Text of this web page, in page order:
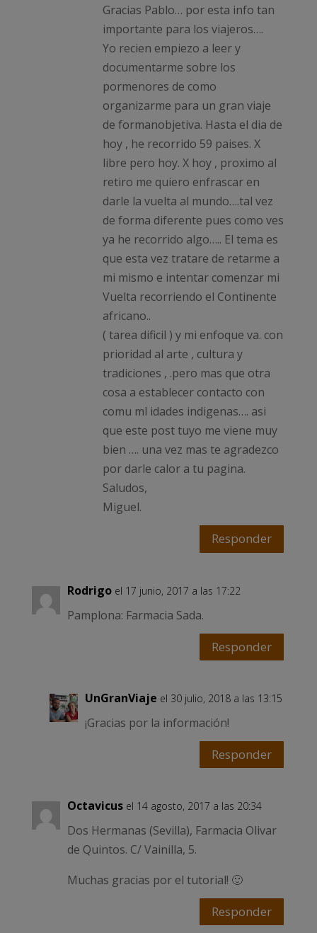
Gracias Pablo… por esta info tan
importante para los viajeros….
Yo recien empiezo a leer y
documentarme sobre los
pormenores de como
organizarme para un gran viaje
de formanobjetiva. Hasta el dia de
hoy , he recorrido 59 paises. X
libre pero hoy. X hoy , proximo al
retiro me quiero enfrascar en
darle la vuelta al mundo….tal vez
de forma diferente pues como ves
ya he recorrido algo….. El tema es
que esta vez tratare de retarme a
mi mismo e intentar comenzar mi
Vuelta recorriendo el Continente
africano..
( tarea dificil ) y mi enfoque va. con
prioridad al arte , cultura y
tradiciones , .pero mas que otra
cosa a establecer contacto con
comu ml idades indigenas…. asi
que este post tuyo me viene muy
bien …. una vez mas te agradezco
por darle calor a tu pagina.
Saludos,
Miguel.
Responder
Rodrigo el 17 junio, 2017 a las 17:22
Pamplona: Farmacia Sada.
Responder
UnGranViaje el 30 julio, 2018 a las 13:15
¡Gracias por la información!
Responder
Octavicus el 14 agosto, 2017 a las 20:34
Dos Hermanas (Sevilla), Farmacia Olivar
de Quintos. C/ Vainilla, 5.
Muchas gracias por el tutorial! 🙂
Responder